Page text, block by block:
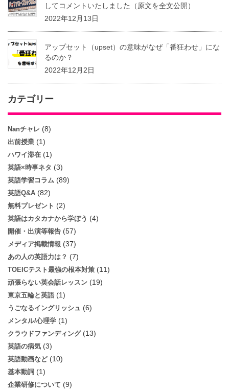
してコメントいたしました（原文を全文公開）
2022年12月13日
アップセット（upset）の意味がなぜ「番狂わせ」にな
るのか？
2022年12月2日
カテゴリー
Nanチャレ (8)
出前授業 (1)
ハワイ滞在 (1)
英語×時事ネタ (3)
英語学習コラム (89)
英語Q&A (82)
無料プレゼント (2)
英語はカタカナから学ぼう (4)
開催・出演等報告 (57)
メディア掲載情報 (37)
あの人の英語力は？ (7)
TOEICテスト最強の根本対策 (11)
頑張らない英会話レッスン (19)
東京五輪と英語 (1)
うごなるイングリッシュ (6)
メンタル/心理学 (1)
クラウドファンディング(13)
英語の病気 (3)
英語動画など(10)
基本動詞 (1)
企業研修について (9)